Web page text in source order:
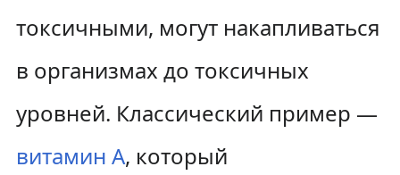
токсичными, могут накапливаться
в организмах до токсичных
уровней. Классический пример —
витамин А, который